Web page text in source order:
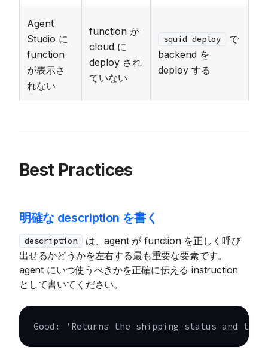
Agent
Studio に
function
が表示さ
れない
function が
cloud に
deploy され
ていない
squid deploy
で
backend を
deploy する
Best Practices
明確な description を書く
description
は、agent が function を正しく呼び
出せるかどうかを左右する最も重要な要素です。
agent にいつ使うべきかを正確に伝える instruction
として書いてください。
Good: 'Returns the shipping status and